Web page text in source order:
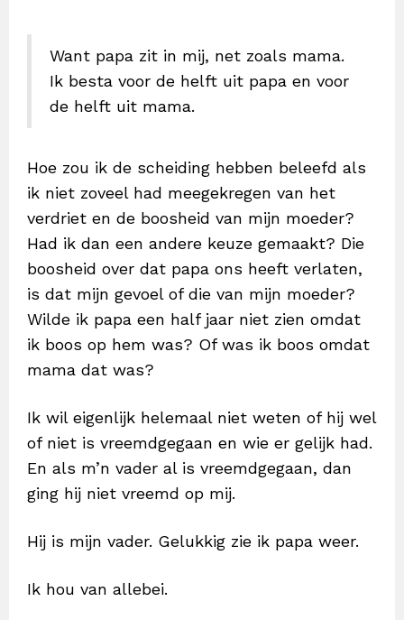
Want papa zit in mij, net zoals mama.
Ik besta voor de helft uit papa en voor
de helft uit mama.
Hoe zou ik de scheiding hebben beleefd als
ik niet zoveel had meegekregen van het
verdriet en de boosheid van mijn moeder?
Had ik dan een andere keuze gemaakt? Die
boosheid over dat papa ons heeft verlaten,
is dat mijn gevoel of die van mijn moeder?
Wilde ik papa een half jaar niet zien omdat
ik boos op hem was? Of was ik boos omdat
mama dat was?
Ik wil eigenlijk helemaal niet weten of hij wel
of niet is vreemdgegaan en wie er gelijk had.
En als m’n vader al is vreemdgegaan, dan
ging hij niet vreemd op mij.
Hij is mijn vader. Gelukkig zie ik papa weer.
Ik hou van allebei.